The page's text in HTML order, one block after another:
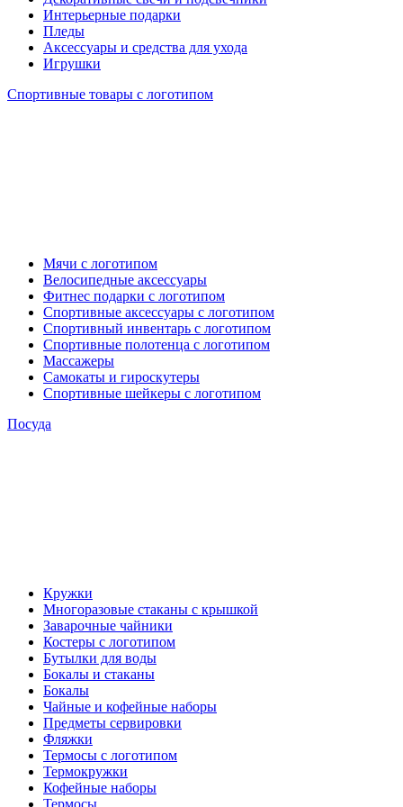
Интерьерные подарки
Пледы
Аксессуары и средства для ухода
Игрушки
Спортивные товары с логотипом
Мячи с логотипом
Велосипедные аксессуары
Фитнес подарки с логотипом
Спортивные аксессуары с логотипом
Спортивный инвентарь с логотипом
Спортивные полотенца с логотипом
Массажеры
Самокаты и гироскутеры
Спортивные шейкеры с логотипом
Посуда
Кружки
Многоразовые стаканы с крышкой
Заварочные чайники
Костеры с логотипом
Бутылки для воды
Бокалы и стаканы
Бокалы
Чайные и кофейные наборы
Предметы сервировки
Фляжки
Термосы с логотипом
Термокружки
Кофейные наборы
Термосы